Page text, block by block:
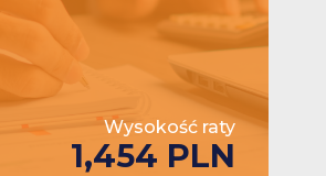
Wysokość raty
1,454 PLN